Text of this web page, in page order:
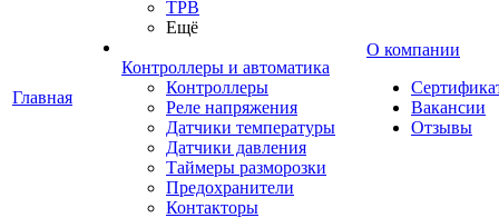
Главная
ТРВ
Ещё
Контроллеры и автоматика
Контроллеры
Реле напряжения
Датчики температуры
Датчики давления
Таймеры разморозки
Предохранители
Контакторы
О компании
Вакансии
Отзывы